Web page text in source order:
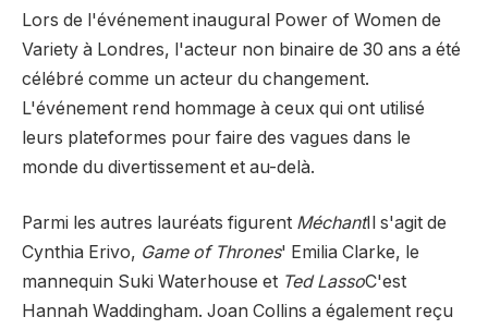
Lors de l'événement inaugural Power of Women de
Variety à Londres, l'acteur non binaire de 30 ans a été
célébré comme un acteur du changement.
L'événement rend hommage à ceux qui ont utilisé
leurs plateformes pour faire des vagues dans le
monde du divertissement et au-delà.
Parmi les autres lauréats figurent MéchantIl s'agit de
Cynthia Erivo, Game of Thrones' Emilia Clarke, le
mannequin Suki Waterhouse et Ted LassoC'est
Hannah Waddingham. Joan Collins a également reçu